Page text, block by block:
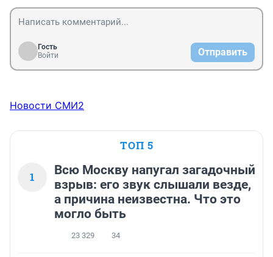
Гость
Войти
Отправить
Новости СМИ2
ТОП 5
1
Всю Москву напугал загадочный
взрыв: его звук слышали везде,
а причина неизвестна. Что это
могло быть
23 329 34